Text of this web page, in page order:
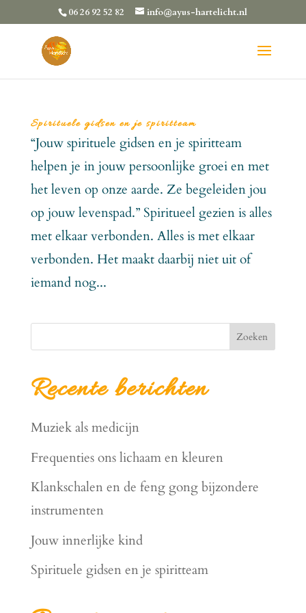
06 26 92 52 82 info@ayus-hartelicht.nl
Spirituele gidsen en je spiritteam
“Jouw spirituele gidsen en je spiritteam
helpen je in jouw persoonlijke groei en met
het leven op onze aarde. Ze begeleiden jou
op jouw levenspad.” Spiritueel gezien is alles
met elkaar verbonden. Alles is met elkaar
verbonden. Het maakt daarbij niet uit of
iemand nog...
Zoeken
Recente berichten
Muziek als medicijn
Frequenties ons lichaam en kleuren
Klankschalen en de feng gong bijzondere
instrumenten
Jouw innerlijke kind
Spirituele gidsen en je spiritteam